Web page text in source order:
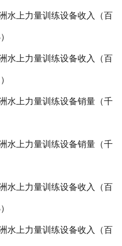
上力量训练设备收入（百
上力量训练设备收入（百
上力量训练设备销量（千
上力量训练设备销量（千
上力量训练设备收入（百
上力量训练设备收入（百